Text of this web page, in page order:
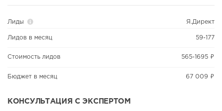
Лиды Я.Директ
Лидов в месяц 59-177
Стоимость лидов 565-1695 ₽
Бюджет в месяц 67 009 ₽
КОНСУЛЬТАЦИЯ С ЭКСПЕРТОМ